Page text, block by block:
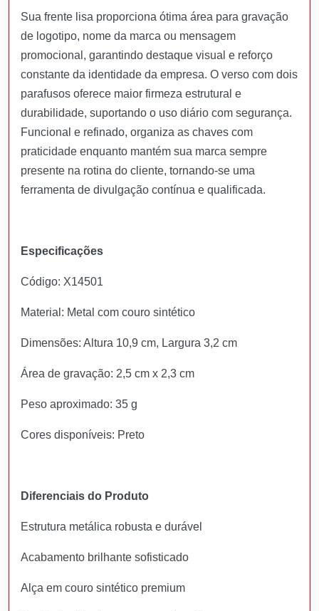
Sua frente lisa proporciona ótima área para gravação
de logotipo, nome da marca ou mensagem
promocional, garantindo destaque visual e reforço
constante da identidade da empresa. O verso com dois
parafusos oferece maior firmeza estrutural e
durabilidade, suportando o uso diário com segurança.
Funcional e refinado, organiza as chaves com
praticidade enquanto mantém sua marca sempre
presente na rotina do cliente, tornando-se uma
ferramenta de divulgação contínua e qualificada.
Especificações
Código: X14501
Material: Metal com couro sintético
Dimensões: Altura 10,9 cm, Largura 3,2 cm
Área de gravação: 2,5 cm x 2,3 cm
Peso aproximado: 35 g
Cores disponíveis: Preto
Diferenciais do Produto
Estrutura metálica robusta e durável
Acabamento brilhante sofisticado
Alça em couro sintético premium